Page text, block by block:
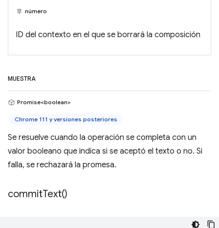
número
ID del contexto en el que se borrará la composición
MUESTRA
Promise<boolean>
Chrome 111 y versiones posteriores
Se resuelve cuando la operación se completa con un
valor booleano que indica si se aceptó el texto o no. Si
falla, se rechazará la promesa.
commitText()